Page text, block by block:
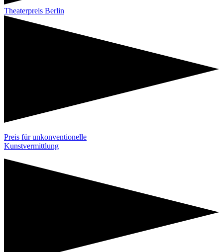
Theaterpreis Berlin
Preis für unkonventionelle
Kunstvermittlung